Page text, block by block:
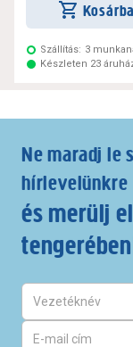
Kosárba
Szállítás: 3
Készleten 23
Ne maradj le
hírlevelünkre
és merülj